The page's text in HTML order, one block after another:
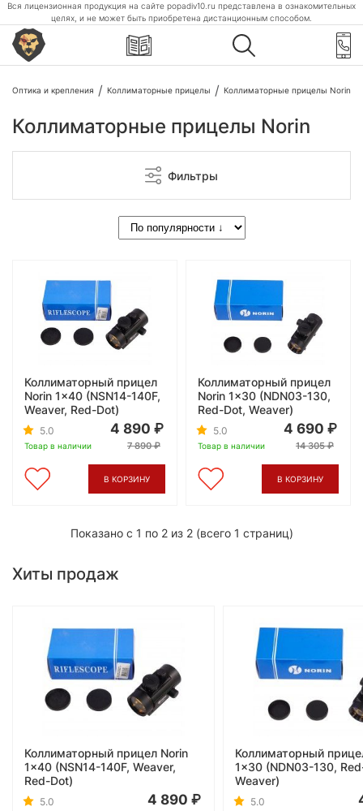
Вся лицензионная продукция на сайте popadiv10.ru представлена в ознакомительных
целях, и не может быть приобретена дистанционным способом.
Оптика и крепления Коллиматорные прицелы Коллиматорные прицелы Norin
Коллиматорные прицелы Norin
Фильтры
Коллиматорный прицел
Norin 1x40 (NSN14-140F,
Weaver, Red-Dot)
5.0
Товар в наличии
4 890
7 890
В КОРЗИНУ
Коллиматорный прицел
Norin 1x30 (NDN03-130,
Red-Dot, Weaver)
5.0
Товар в наличии
4 690
14 305
В КОРЗИНУ
Показано с 1 по 2 из 2 (всего 1 страниц)
Хиты продаж
Коллиматорный прицел Norin
1x40 (NSN14-140F, Weaver,
Red-Dot)
5.0 4 890
Коллиматорный
1x30 (NDN03-130,
Weaver)
5.0